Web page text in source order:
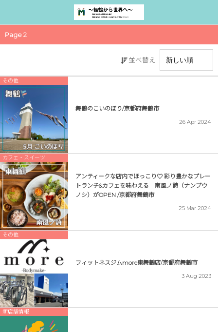
Page 2
並べ替え
その他
舞鶴のこいのぼり/京都府舞鶴市
26 Apr 2024
カフェ・スイーツ
アンティークな店内でほっこり♡ 彩り豊かなプレー
トランチ&カフェを味わえる 南風ノ詩（ナンプウ
ノシ）がOPEN /京都府舞鶴市
25 Mar 2024
その他
フィットネスジムmore東舞鶴店/京都府舞鶴市
3 Aug 2023
新店舗情報